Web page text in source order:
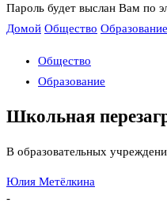
Пароль будет выслан Вам по
Домой Общество Образование
Общество
Образование
Школьная
В образовательных
Юлия Метёлкина
-